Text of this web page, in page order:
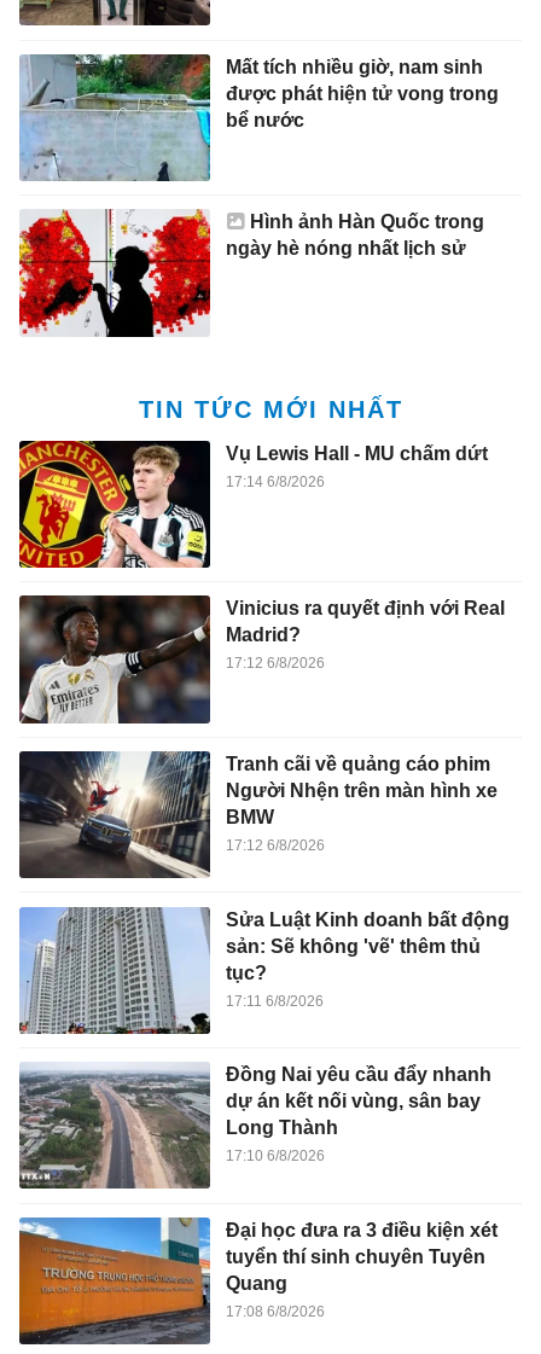
Mất tích nhiều giờ, nam sinh
được phát hiện tử vong trong
bể nước
Hình ảnh Hàn Quốc trong
ngày hè nóng nhất lịch sử
TIN TỨC MỚI NHẤT
Vụ Lewis Hall - MU chấm dứt
17:14 6/8/2026
Vinicius ra quyết định với Real
Madrid?
17:12 6/8/2026
Tranh cãi về quảng cáo phim
Người Nhện trên màn hình xe
BMW
17:12 6/8/2026
Sửa Luật Kinh doanh bất động
sản: Sẽ không 'vẽ' thêm thủ
tục?
17:11 6/8/2026
Đồng Nai yêu cầu đẩy nhanh
dự án kết nối vùng, sân bay
Long Thành
17:10 6/8/2026
Đại học đưa ra 3 điều kiện xét
tuyển thí sinh chuyên Tuyên
Quang
17:08 6/8/2026